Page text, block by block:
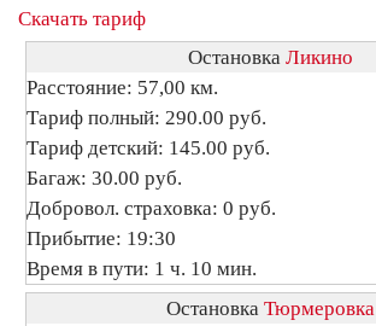
Скачать тариф
Остановка Ликино
Расстояние: 57,00 км.
Тариф полный: 290.00 руб.
Тариф детский: 145.00 руб.
Багаж: 30.00 руб.
Добровол. страховка: 0 руб.
Прибытие: 19:30
Время в пути: 1 ч. 10 мин.
Остановка Тюрмеровка